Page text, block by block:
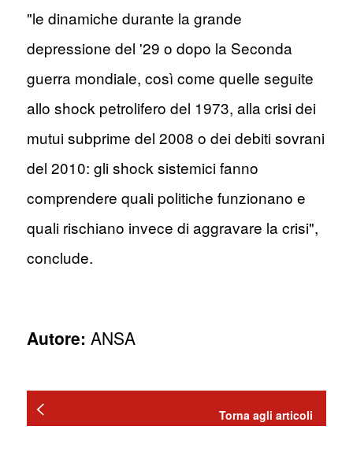
"le dinamiche durante la grande
depressione del '29 o dopo la Seconda
guerra mondiale, così come quelle seguite
allo shock petrolifero del 1973, alla crisi dei
mutui subprime del 2008 o dei debiti sovrani
del 2010: gli shock sistemici fanno
comprendere quali politiche funzionano e
quali rischiano invece di aggravare la crisi",
conclude.
Autore: ANSA
Torna agli articoli